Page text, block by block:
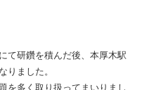
て研鑽を積んだ後、本厚木駅
りました。
を多く取り扱ってまいりまし